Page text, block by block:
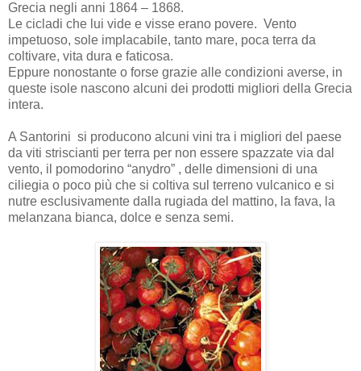
Grecia negli anni 1864 – 1868.
Le cicladi che lui vide e visse erano povere. Vento
impetuoso, sole implacabile, tanto mare, poca terra da
coltivare, vita dura e faticosa.
Eppure nonostante o forse grazie alle condizioni averse, in
queste isole nascono alcuni dei prodotti migliori della Grecia
intera.
A Santorini si producono alcuni vini tra i migliori del paese
da viti striscianti per terra per non essere spazzate via dal
vento, il pomodorino “anydro” , delle dimensioni di una
ciliegia o poco più che si coltiva sul terreno vulcanico e si
nutre esclusivamente dalla rugiada del mattino, la fava, la
melanzana bianca, dolce e senza semi.